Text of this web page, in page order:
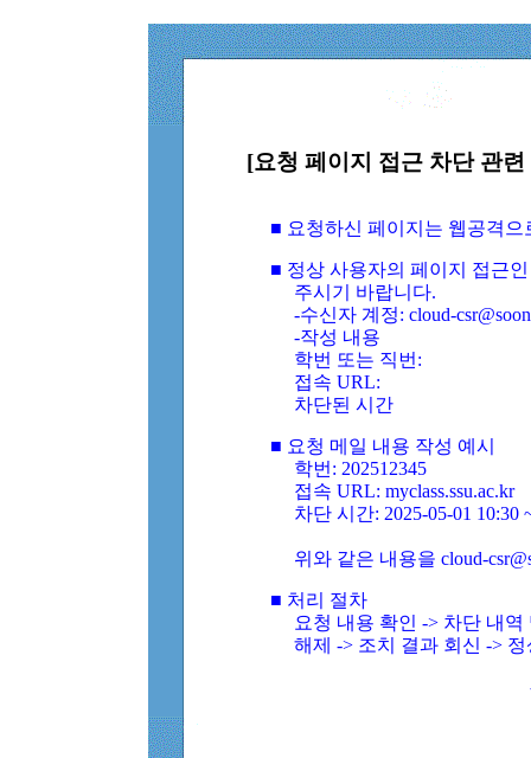
[요청 페이지 접근 차단 관
■ 요청하신 페이지는 웹공격
■ 정상 사용자의 페이지 접근
주시기 바랍니다.
-수신자 계정: cloud-
-작성 내용
학번 또는 직번:
접속 URL:
차단된 시간
■ 요청 메일 내용 작성 예시
학번: 202512345
접속 URL: myclass.ssu.ac.kr
차단 시간: 2025-05-01 10:30
위와 같은 내용을 cloud-
■ 처리 절차
요청 내용 확인 -> 차단 내
해제 -> 조치 결과 회신 ->